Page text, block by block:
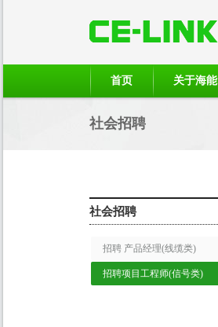
首页 关于海能
社会招聘
社会招聘
招聘 产品经理(线缆类)
招聘项目工程师(信号类)